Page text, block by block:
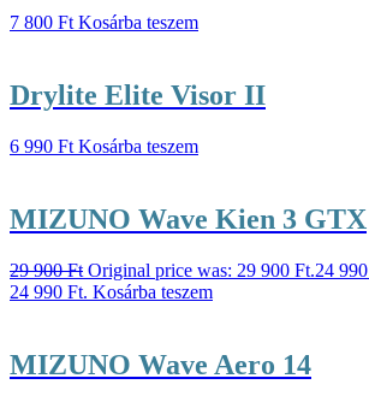
7 800 Ft Kosárba teszem
Drylite Elite Visor II
6 990 Ft Kosárba teszem
MIZUNO Wave Kien 3 GTX
29 900Ft Original price was: 29 900 Ft.24 990
24 990 Ft. Kosárba teszem
MIZUNO Wave Aero 14